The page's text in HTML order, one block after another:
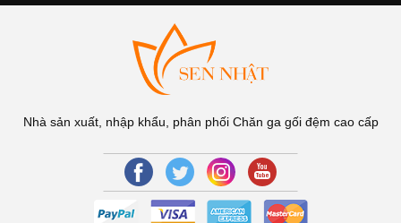
Nhà sản xuất, nhập khẩu, phân phối Chăn ga gối đệm cao cấp